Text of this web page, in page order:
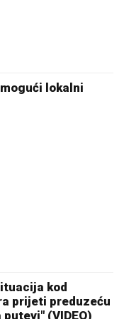
lokalni
kod
prijeti preduzeću
(VIDEO)